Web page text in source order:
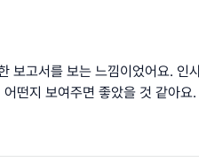
보고서를 보는 느낌이었어요. 인
떤지 보여주면 좋았을 것 같아요.